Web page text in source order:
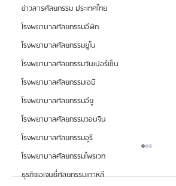
ข่าวสารศัลยกรรม ประเทศไทย
โรงพยาบาลศัลยกรรมอีพิก
โรงพยาบาลศัลยกรรมยูโน
โรงพยาบาลศัลยกรรมวันเปอร์เซ็น
โรงพยาบาลศัลยกรรมเอบี
โรงพยาบาลศัลยกรรมอียู
โรงพยาบาลศัลยกรรมวอนจิน
โรงพยาบาลศัลยกรรมอูรี
โรงพยาบาลศัลยกรรมไพรเวท
ธุรกิจเอเจนซี่ศัลยกรรมเกาหลี